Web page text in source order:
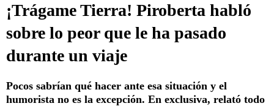
¡Trágame Tierra! Piroberta habló
sobre lo peor que le ha pasado
durante un viaje
Pocos sabrían qué hacer ante esa situación y el
humorista no es la excepción. En exclusiva, relató todo